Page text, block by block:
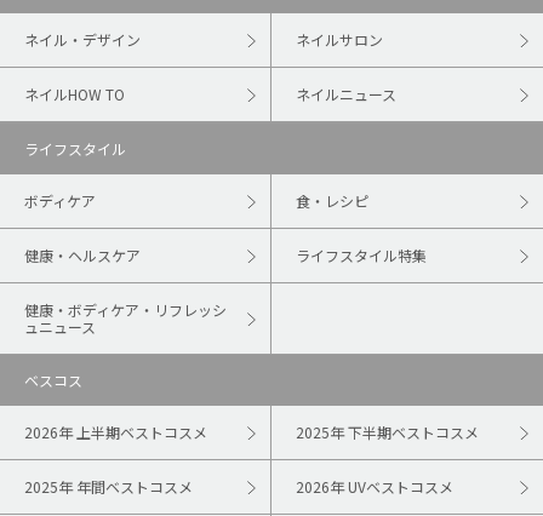
ネイル・デザイン ネイルサロン
ネイルHOW TO ネイルニュース
ライフスタイル
ボディケア 食・レシピ
健康・ヘルスケア ライフスタイル特集
健康・ボディケア・リフレッシ
ュニュース
ベスコス
2026年 上半期ベストコスメ 2025年 下半期ベストコスメ
2025年 年間ベストコスメ 2026年 UVベストコスメ